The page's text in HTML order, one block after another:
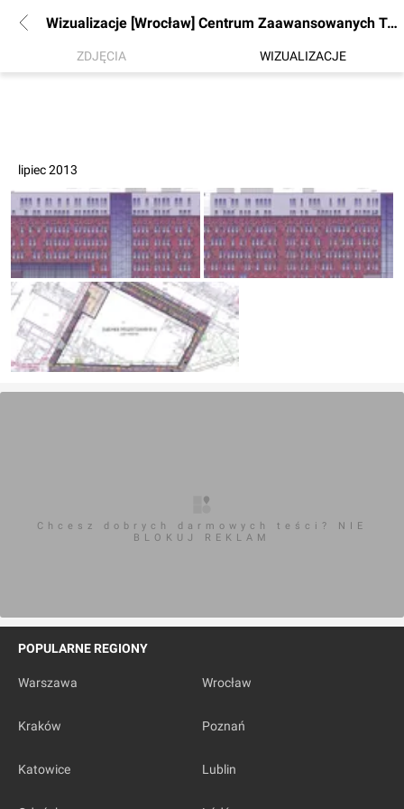
Wizualizacje [Wrocław] Centrum Zaawansowanych Technologii "Nano-Bio-Info" (nBIT) (Politechnika Wrocławska)
ZDJĘCIA WIZUALIZACJE
lipiec 2013
Chcesz dobrych darmowych teści? NIE
BLOKUJ REKLAM
POPULARNE REGIONY
Warszawa Wrocław
Kraków Poznań
Katowice Lublin